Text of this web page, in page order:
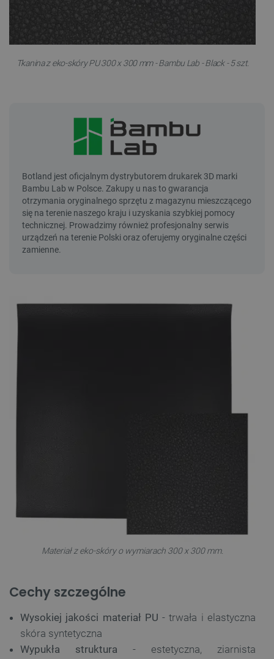
Tkanina z eko-skóry PU 300 x 300 mm - Bambu Lab - Black - 5 szt.
Materiał z eko-skóry o wymiarach 300 x 300 mm.
Cechy szczególne
Wysokiej jakości materiał PU - trwała i elastyczna
skóra syntetyczna
Wypukła struktura - estetyczna, ziarnista